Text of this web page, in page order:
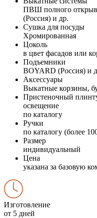
ПВШ полного
(Россия) и др.
Сушка для посуды
Хромированная
Цоколь
в цвет фасадов или
Подъемники
BOYARD (Россия) и
Аксессуары
Выкатные корзины,
Пристеночный
освещение
по каталогу
Ручки
по каталогу (более
Размер
индивидуальный
Цена
указана за базовую
Изготовление
от 5 дней